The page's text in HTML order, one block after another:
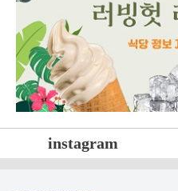
instagram